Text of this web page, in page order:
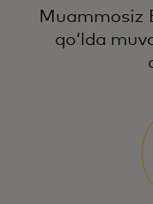
Muammosiz
qoʻlda